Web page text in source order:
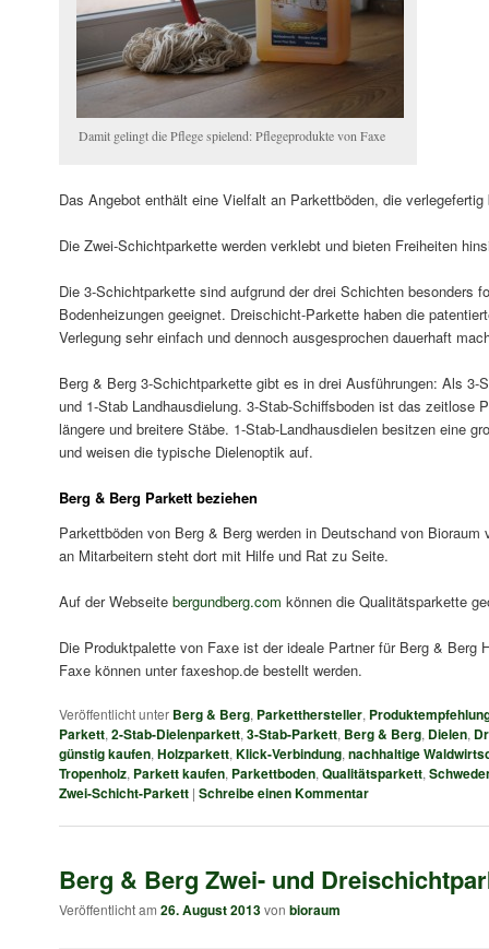
Damit gelingt die Pflege spielend: Pflegeprodukte von Faxe
Das Angebot enthält eine Vielfalt an Parkettböden, die verlegefertig
Die Zwei-Schichtparkette werden verklebt und bieten Freiheiten
Die 3-Schichtparkette sind aufgrund der drei Schichten besonders
Bodenheizungen geeignet. Dreischicht-Parkette haben die
Verlegung sehr einfach und dennoch ausgesprochen dauerhaft
Berg & Berg 3-Schichtparkette gibt es in drei Ausführungen: Als 3-
und 1-Stab Landhausdielung. 3-Stab-Schiffsboden ist das zeitlose
längere und breitere Stäbe. 1-Stab-Landhausdielen besitzen eine
und weisen die typische Dielenoptik auf.
Berg & Berg Parkett beziehen
Parkettböden von Berg & Berg werden in Deutschand von
an Mitarbeitern steht dort mit Hilfe und Rat zu Seite.
Auf der Webseite bergundberg.com können die Qualitätsparkette
Die Produktpalette von Faxe ist der ideale Partner für Berg & Berg
Faxe können unter faxeshop.de bestellt werden.
Veröffentlicht unter Berg & Berg, Parketthersteller,
Parkett, 2-Stab-Dielenparkett, 3-Stab-Parkett, Berg & Berg, Dielen,
günstig kaufen, Holzparkett, Klick-Verbindung, nachhaltige
Tropenholz, Parkett kaufen, Parkettboden, Qualitätsparkett,
Zwei-Schicht-Parkett | Schreibe einen Kommentar
Berg & Berg Zwei- und
Veröffentlicht am 26. August 2013von bioraum